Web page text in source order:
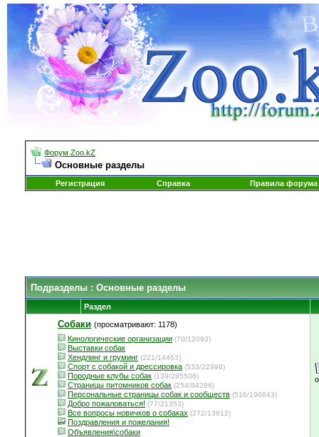
Форум Zoo.kZ
Основные разделы
Регистрация Справка Правила форума
Подразделы : Основные разделы
Раздел
Собаки (просматривают: 1178)
Кинологические организации (70/12093)
Выставки собак
Хендлинг и груминг (221/14463)
Спорт с собакой и дрессировка (533/22996)
Породные клубы собак (139/285506)
Страницы питомников собак (254/84286)
Персональные страницы собак и сообществ (516/196643)
Добро пожаловаться! (77/21353)
Все вопросы новичков о собаках (272/13612)
Поздравления и пожелания!
Объявления\собаки